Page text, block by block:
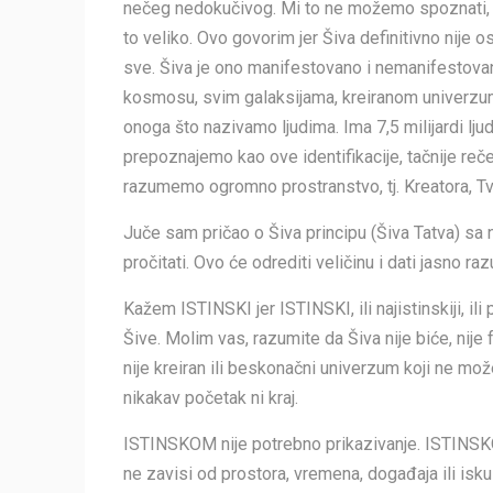
nečeg nedokučivog. Mi to ne možemo
to veliko. Ovo govorim jer Šiva definitivno nije
sve. Šiva je ono manifestovano i
kosmosu, svim galaksijama, kreiranom
onoga što nazivamo ljudima. Ima 7,5 milijardi
prepoznajemo kao ove identifikacije, tačnije
razumemo ogromno prostranstvo, tj. Kreatora,
Juče sam pričao o Šiva principu (Šiva Tatva)
pročitati. Ovo će odrediti veličinu i dati jasno
Kažem ISTINSKI jer ISTINSKI, ili najistinskiji,
Šive. Molim vas, razumite da Šiva nije biće, nije
nije kreiran ili beskonačni univerzum koji ne
nikakav početak ni kraj.
ISTINSKOM nije potrebno prikazivanje.
ne zavisi od prostora, vremena, događaja ili